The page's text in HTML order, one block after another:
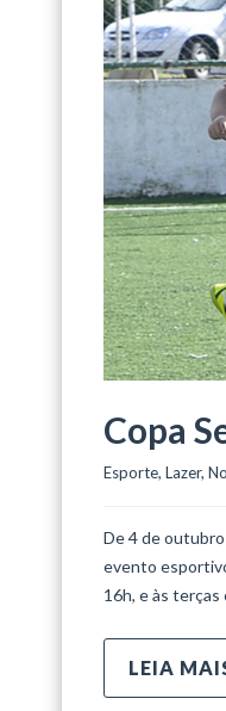
Copa
Esporte, Lazer,
De 4 de
evento
16h, e às
LEIA